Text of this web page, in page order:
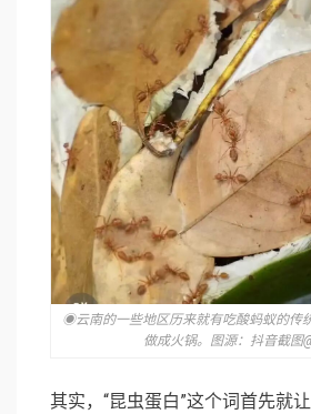
◉云南的一些地区历来就有吃酸蚂蚁的传
做成火锅。图源：抖音截图
其实，“昆虫蛋白”这个词首先就